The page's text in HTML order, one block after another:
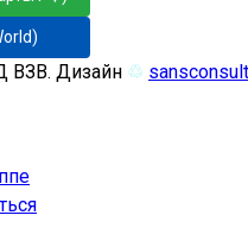
ВЗВ. Дизайн ♲